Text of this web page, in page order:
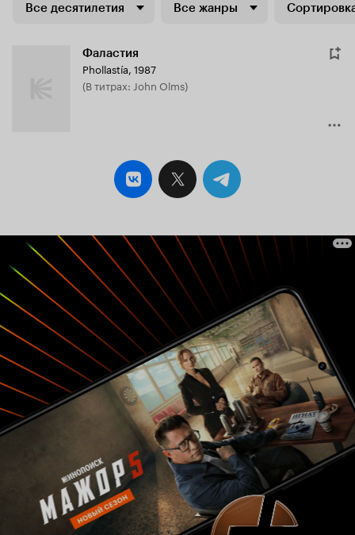
Все десятилетия Все жанры
Фаластия
Phollastía, 1987
(в титрах: John Olms)